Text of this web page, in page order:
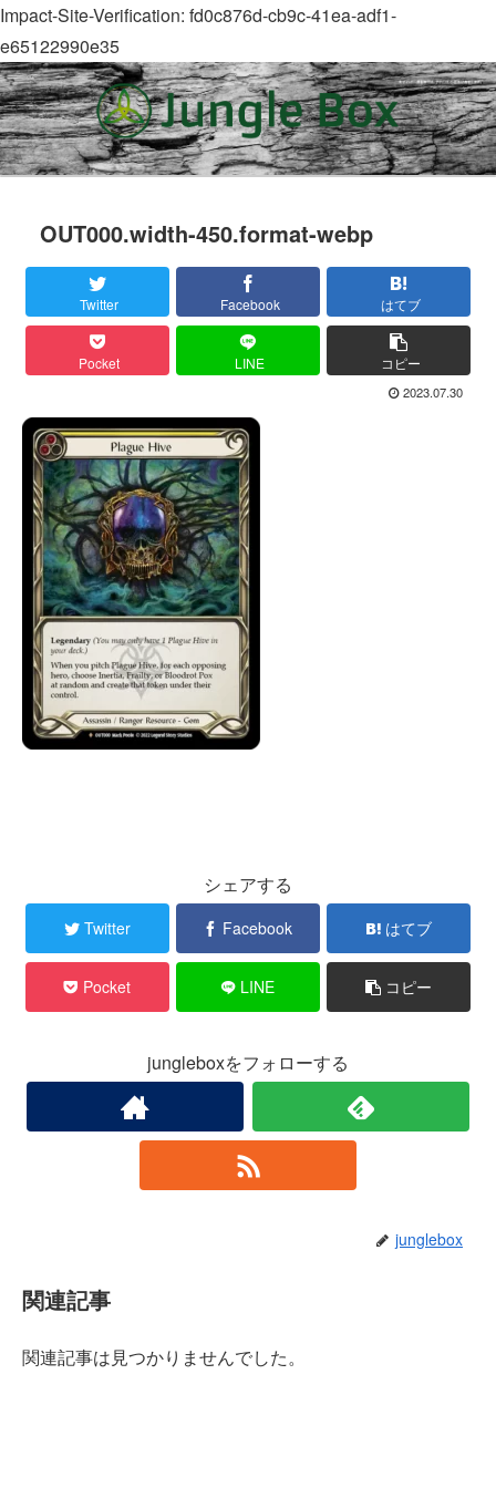
Impact-Site-Verification: fd0c876d-cb9c-41ea-adf1-
e65122990e35
OUT000.width-450.format-webp
Twitter Facebook はてブ
Pocket LINE コピー
2023.07.30
シェアする
Twitter Facebook はてブ
Pocket LINE コピー
jungleboxをフォローする
junglebox
関連記事
関連記事は見つかりませんでした。